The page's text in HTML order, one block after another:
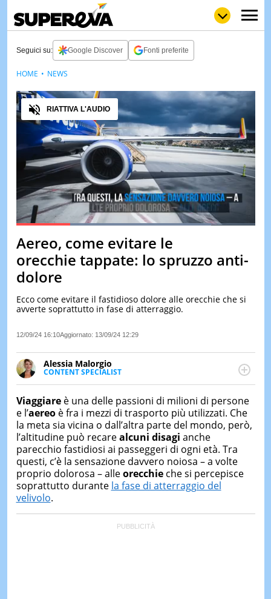
LOLGULP
LOVE
WOW
POP
NEWS
STORIE
VIDEO
& TV
TEST
&
IERI
Seguici su: Google Discover Fonti preferite
PauseUnmute
Loaded:81.75%
Audio
RIATTIVA L'AUDIO
Aereo, come evitare le
orecchie tappate: lo spruzzo anti-
dolore
Ecco come evitare il fastidioso dolore alle orecchie che si
avverte soprattutto in fase di atterraggio.
12/09/24 16:10Aggiornato: 13/09/24 12:29
Alessia Malorgio
CONTENT SPECIALIST
Ha conseguito un Master in Marketing Management
e Google Digital Training su Marketing digitale. Si
occupa della creazione di contenuti in ottica SEO e
dello sviluppo di strategie marketing attraverso
canali digitali.
HOME NEWS
Viaggiareè una delle passioni di milioni di persone
e l’aereoè fra i mezzi di trasporto più utilizzati. Che
la meta sia vicina o dall’altra parte del mondo, però,
l’altitudine può recarealcuni disagi anche
parecchio fastidiosi ai passeggeri di ogni età. Tra
questi, c’è la sensazione davvero noiosa – a volte
proprio dolorosa – alleorecchieche si percepisce
soprattutto durante la fase di atterraggio del
velivolo.